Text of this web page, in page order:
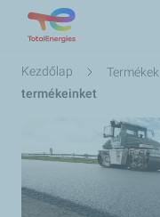
Morzsa
Kezdőlap Termékek
termékeinket